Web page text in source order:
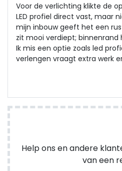
Voor de verlichting klikte de
LED profiel direct vast, maar
mijn inbouw geeft het een
zit mooi verdiept; binnenrand
Ik mis een optie zoals led
verlengen vraagt extra werk
Help ons en andere
van een